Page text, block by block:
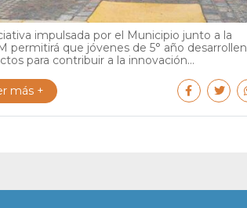
impulsada por el Municipio junto a la
permitirá que jóvenes de 5° año desarrollen
para contribuir a la innovación...
más +